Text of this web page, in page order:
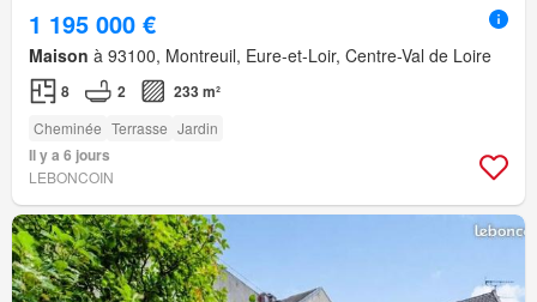
1 195 000 €
Maison à 93100, Montreuil, Eure-et-Loir, Centre-Val de Loire
8 2 233 m²
Cheminée Terrasse Jardin
Il y a 6 jours
LEBONCOIN